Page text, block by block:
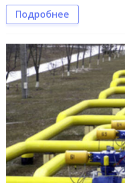
Подробнее